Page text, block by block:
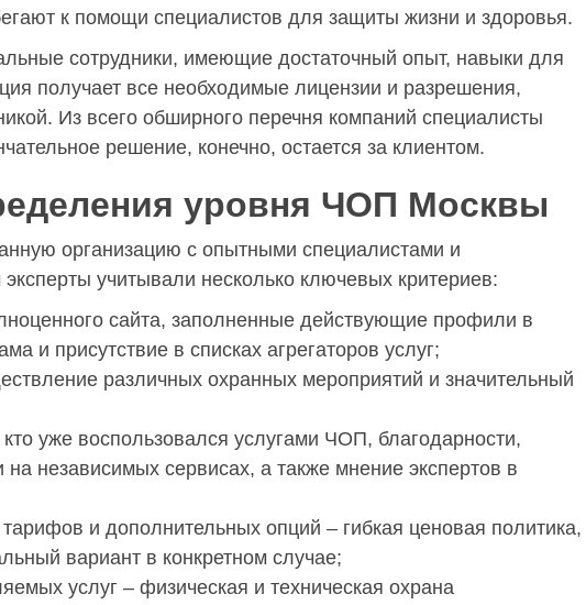
к помощи специалистов для защиты жизни и здоровья.
сотрудники, имеющие достаточный опыт, навыки для
получает все необходимые лицензии и разрешения,
Из всего обширного перечня компаний специалисты
решение, конечно, остается за клиентом.
уровня ЧОП Москвы
организацию с опытными специалистами и
учитывали несколько ключевых критериев:
сайта, заполненные действующие профили в
и присутствие в списках агрегаторов услуг;
различных охранных мероприятий и значительный
уже воспользовался услугами ЧОП, благодарности,
независимых сервисах, а также мнение экспертов в
и дополнительных опций – гибкая ценовая политика,
вариант в конкретном случае;
услуг – физическая и техническая охрана